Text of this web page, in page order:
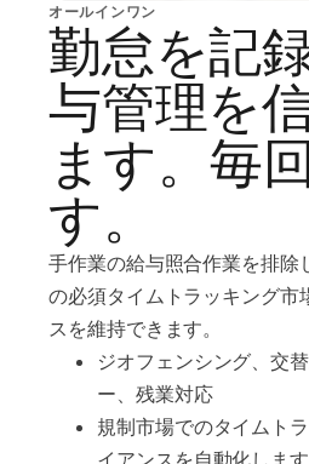
オールインワン
勤怠を記
与管理を
ます。毎
す。
手作業の給与照合作業を排除
の必須タイムトラッキング市
スを維持できます。
ジオフェンシング、交
ー、残業対応
規制市場でのタイムト
イアンスを自動化します